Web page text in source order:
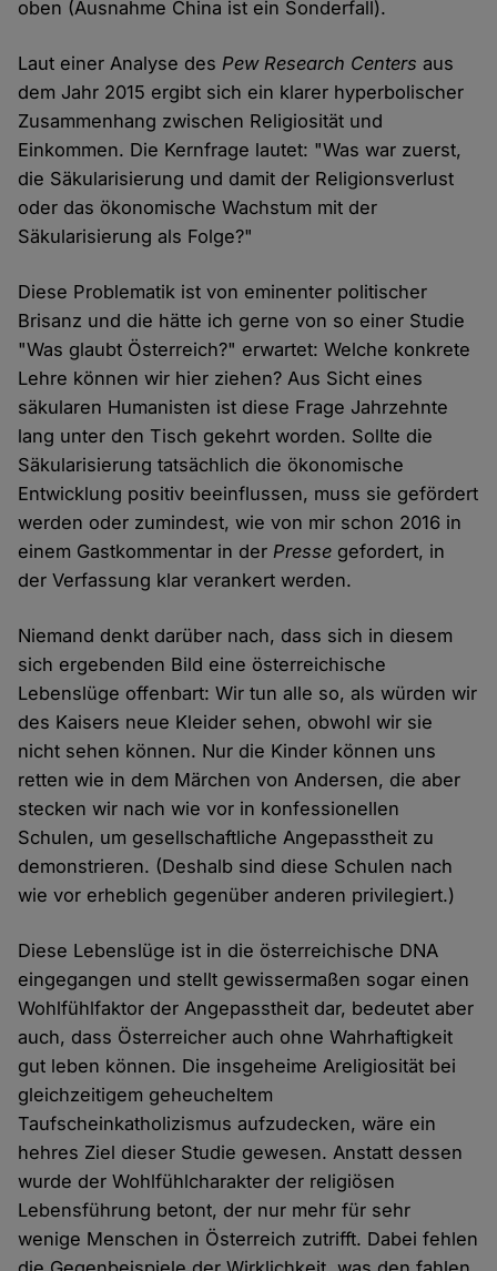
oben (Ausnahme China ist ein Sonderfall).
Laut einer Analyse desPew Research Centers aus
dem Jahr 2015 ergibt sich ein klarer hyperbolischer
Zusammenhang zwischen Religiosität und
Einkommen. Die Kernfrage lautet: "Was war zuerst,
die Säkularisierung und damit der Religionsverlust
oder das ökonomische Wachstum mit der
Säkularisierung als Folge?"
Diese Problematik ist von eminenter politischer
Brisanz und die hätte ich gerne von so einer Studie
"Was glaubt Österreich?" erwartet: Welche konkrete
Lehre können wir hier ziehen? Aus Sicht eines
säkularen Humanisten ist diese Frage Jahrzehnte
lang unter den Tisch gekehrt worden. Sollte die
Säkularisierung tatsächlich die ökonomische
Entwicklung positiv beeinflussen, muss sie gefördert
werden oder zumindest, wie von mir schon 2016 in
einem Gastkommentar in derPresse gefordert, in
der Verfassung klar verankert werden.
Niemand denkt darüber nach, dass sich in diesem
sich ergebenden Bild eine österreichische
Lebenslüge offenbart: Wir tun alle so, als würden wir
des Kaisers neue Kleider sehen, obwohl wir sie
nicht sehen können. Nur die Kinder können uns
retten wie in dem Märchen von Andersen, die aber
stecken wir nach wie vor in konfessionellen
Schulen, um gesellschaftliche Angepasstheit zu
demonstrieren. (Deshalb sind diese Schulen nach
wie vor erheblich gegenüber anderen privilegiert.)
Diese Lebenslüge ist in die österreichische DNA
eingegangen und stellt gewissermaßen sogar einen
Wohlfühlfaktor der Angepasstheit dar, bedeutet aber
auch, dass Österreicher auch ohne Wahrhaftigkeit
gut leben können. Die insgeheime Areligiosität bei
gleichzeitigem geheucheltem
Taufscheinkatholizismus aufzudecken, wäre ein
hehres Ziel dieser Studie gewesen. Anstatt dessen
wurde der Wohlfühlcharakter der religiösen
Lebensführung betont, der nur mehr für sehr
wenige Menschen in Österreich zutrifft. Dabei fehlen
Cookies